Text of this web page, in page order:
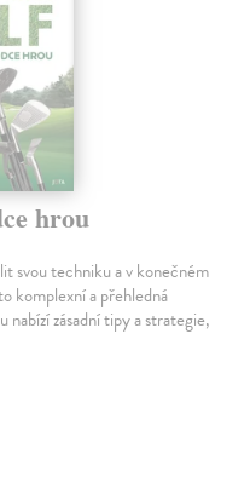
hrou
svou techniku a v konečném
komplexní a přehledná
zásadní tipy a strategie,